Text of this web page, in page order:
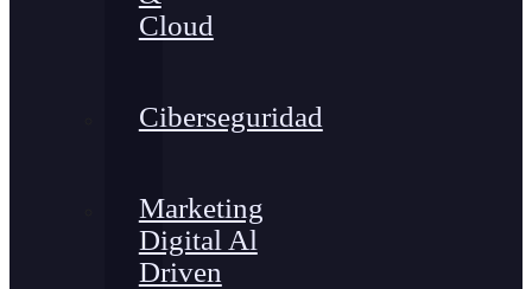
Cloud
Ciberseguridad
Marketing
Digital Al
Driven